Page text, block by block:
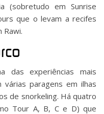
(sobretudo em Sunrise
que o levam a recifes
Rawi.
experiências mais
várias paragens em ilhas
de snorkeling. Há quatro
Tour A, B, C e D) que